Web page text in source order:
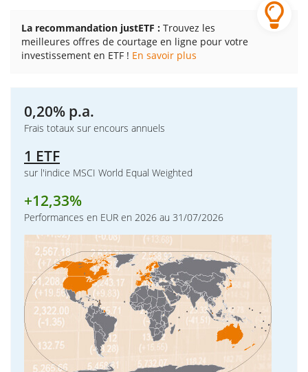
La recommandation justETF : Trouvez les
meilleures offres de courtage en ligne pour votre
investissement en ETF ! En savoir plus
0,20% p.a.
Frais totaux sur encours annuels
1 ETF
sur l'indice MSCI World Equal Weighted
+12,33%
Performances en EUR en 2026 au 31/07/2026